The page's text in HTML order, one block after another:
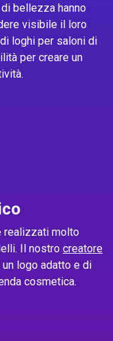
bellezza hanno
visibile il loro
loghi per saloni di
per creare un
realizzati molto
Il nostro creatore
logo adatto e di
cosmetica.